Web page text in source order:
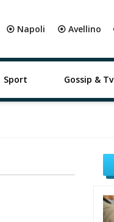
⦿ Napoli ⦿ Avellino
Sport Gossip & Tv